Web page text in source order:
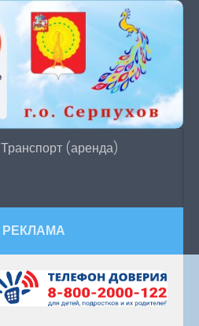
Транспорт (аренда)
РЕКЛАМА